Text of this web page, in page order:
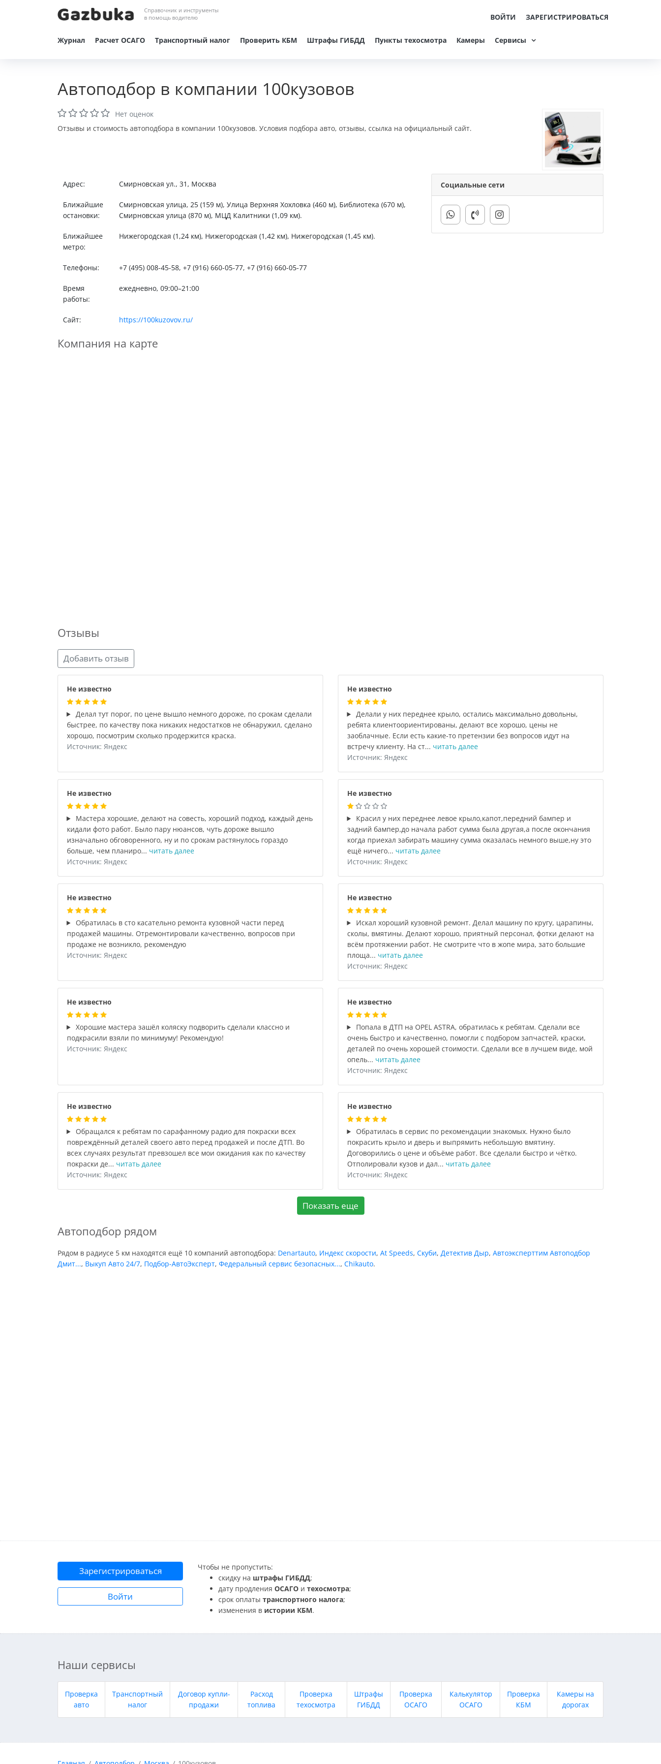
Справочник и инструменты
в помощь водителю
ВОЙТИ ЗАРЕГИСТРИРОВАТЬСЯ
Журнал Расчет ОСАГО Транспортный налог Проверить КБМ Штрафы ГИБДД Пункты техосмотра Камеры Сервисы
Автоподбор в компании 100кузовов
Нет оценок
Отзывы и стоимость автоподбора в компании 100кузовов. Условия подбора авто, отзывы, ссылка на официальный сайт.
Адрес: Смирновская ул., 31, Москва
Ближайшие
остановки:
Смирновская улица, 25 (159 м), Улица Верхняя Хохловка (460 м), Библиотека (670 м),
Смирновская улица (870 м), МЦД Калитники (1,09 км).
Ближайшее
метро:
Нижегородская (1,24 км), Нижегородская (1,42 км), Нижегородская (1,45 км).
Телефоны: +7 (495) 008-45-58, +7 (916) 660-05-77, +7 (916) 660-05-77
Время
работы:
ежедневно, 09:00–21:00
Сайт: https://100kuzovov.ru/
Социальные сети
Компания на карте
Отзывы
Добавить отзыв
Не известно
Делал тут порог, по цене вышло немного дороже, по срокам сделали
быстрее, по качеству пока никаких недостатков не обнаружил, сделано
хорошо, посмотрим сколько продержится краска.
Источник: Яндекс
Не известно
Делали у них переднее крыло, остались максимально довольны,
ребята клиентоориентированы, делают все хорошо, цены не
заоблачные. Если есть какие-то претензии без вопросов идут на
встречу клиенту. На ст... читать далее
Источник: Яндекс
Не известно
Мастера хорошие, делают на совесть, хороший подход, каждый день
кидали фото работ. Было пару нюансов, чуть дороже вышло
изначально обговоренного, ну и по срокам растянулось гораздо
больше, чем планиро... читать далее
Источник: Яндекс
Не известно
Красил у них переднее левое крыло,капот,передний бампер и
задний бампер,до начала работ сумма была другая,а после окончания
когда приехал забирать машину сумма оказалась немного выше,ну это
ещё ничего... читать далее
Источник: Яндекс
Не известно
Обратилась в сто касательно ремонта кузовной части перед
продажей машины. Отремонтировали качественно, вопросов при
продаже не возникло, рекомендую
Источник: Яндекс
Не известно
Искал хороший кузовной ремонт. Делал машину по кругу, царапины,
сколы, вмятины. Делают хорошо, приятный персонал, фотки делают на
всём протяжении работ. Не смотрите что в жопе мира, зато большие
площа... читать далее
Источник: Яндекс
Не известно
Хорошие мастера зашёл коляску подворить сделали классно и
подкрасили взяли по минимуму! Рекомендую!
Источник: Яндекс
Не известно
Попала в ДТП на OPEL ASTRA, обратилась к ребятам. Сделали все
очень быстро и качественно, помогли с подбором запчастей, краски,
деталей по очень хорошей стоимости. Сделали все в лучшем виде, мой
опель... читать далее
Источник: Яндекс
Не известно
Обращался к ребятам по сарафанному радио для покраски всех
повреждённый деталей своего авто перед продажей и после ДТП. Во
всех случаях результат превзошел все мои ожидания как по качеству
покраски де... читать далее
Источник: Яндекс
Не известно
Обратилась в сервис по рекомендации знакомых. Нужно было
покрасить крыло и дверь и выпрямить небольшую вмятину.
Договорились о цене и объёме работ. Все сделали быстро и чётко.
Отполировали кузов и дал... читать далее
Источник: Яндекс
Показать еще
Автоподбор рядом
Рядом в радиусе 5 км находятся ещё 10 компаний автоподбора: Denartauto, Индекс скорости, At Speeds, Скуби, Детектив Дыр, Автоэксперттим Автоподбор
Дмит..., Выкуп Авто 24/7, Подбор-АвтоЭксперт, Федеральный сервис безопасных..., Chikauto.
Зарегистрироваться
Войти
Чтобы не пропустить:
скидку на штрафы ГИБДД;
дату продления ОСАГО и техосмотра;
срок оплаты транспортного налога;
изменения в истории КБМ.
Наши сервисы
Проверка
авто
Транспортный
налог
Договор купли-
продажи
Расход
топлива
Проверка
техосмотра
Штрафы
ГИБДД
Проверка
ОСАГО
Калькулятор
ОСАГО
Проверка
КБМ
Камеры на
дорогах